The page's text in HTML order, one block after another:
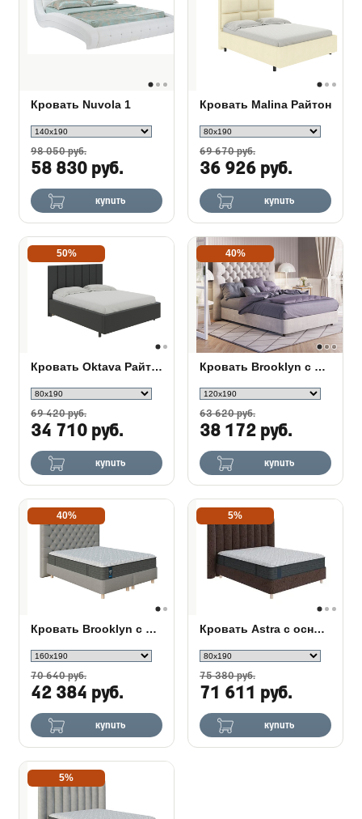
Кровать Nuvola 1
98 050 руб.
58 830 руб.
купить
Кровать Malina Райтон
69 670 руб.
36 926 руб.
купить
50%
Кровать Oktava Райтон
69 420 руб.
34 710 руб.
купить
40%
Кровать Brooklyn с основанием Raibox с ПМ
63 620 руб.
38 172 руб.
купить
40%
Кровать Brooklyn с основанием Raibox Set
70 640 руб.
42 384 руб.
купить
5%
Кровать Astra с основанием Raibox с ПМ
75 380 руб.
71 611 руб.
купить
5%